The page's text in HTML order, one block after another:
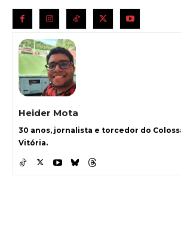
Heider Mota
30 anos, jornalista e torcedor do
Vitória.